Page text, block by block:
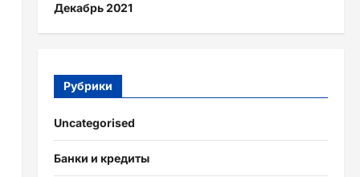
Декабрь 2021
Рубрики
Uncategorised
Банки и кредиты